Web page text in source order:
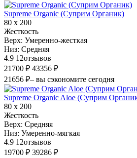
Supreme Organic (Суприм Органик)
80 х 200
Жесткость
Верх: Умеренно-жесткая
Низ: Средняя
4.9 12отзывов
21700 ₽ 43356 ₽
21656 ₽– вы сэкономите сегодня
Supreme Organic Aloe (Суприм
80 х 200
Жесткость
Верх: Средняя
Низ: Умеренно-мягкая
4.9 12отзывов
19700 ₽ 39286 ₽